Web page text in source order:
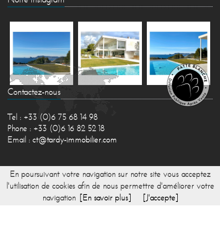
Contactez-nous
Tel : +33 (0)6 75 68 14 98
Phone : +33 (0)6 16 82 52 18
Email : ct@tardy-immobilier.com
© 2017 TARDY IMMOBILIER -Réalisation Bexter
En poursuivant votre navigation sur notre site vous acceptez
l'utilisation de cookies afin de nous permettre d'améliorer votre
navigation [En savoir plus] [J'accepte]